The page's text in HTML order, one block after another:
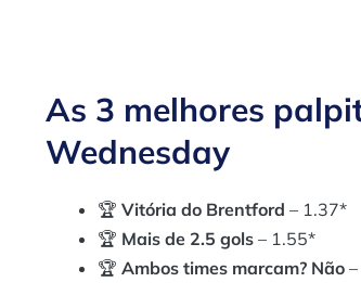
As 3 melhores
Wednesday
🏆 Vitória do Brentford – 1.37*
🏆 Mais de 2.5 gols – 1.55*
🏆 Ambos times marcam? Não